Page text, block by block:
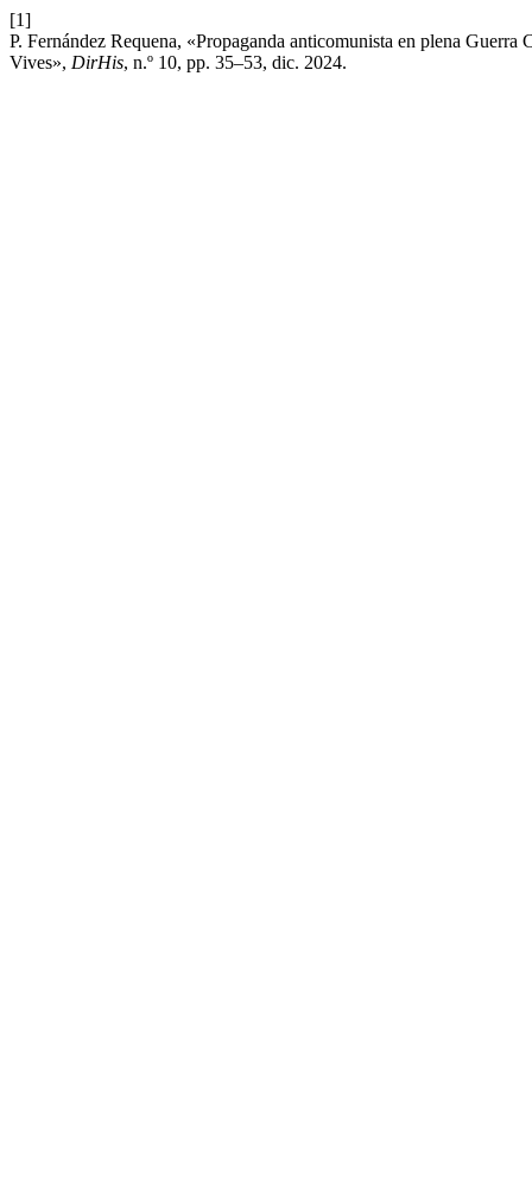
[1]
P. Fernández Requena, «Propaganda anticomunista en plena
Vives», DirHis, n.º 10, pp. 35–53, dic. 2024.